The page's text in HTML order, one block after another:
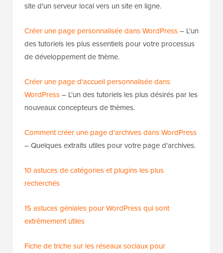
site d'un serveur local vers un site en ligne.
Créer une page personnalisée dans WordPress– L'un
des tutoriels les plus essentiels pour votre processus
de développement de thème.
Créer une page d'accueil personnalisée dans
WordPress– L'un des tutoriels les plus désirés par les
nouveaux concepteurs de thèmes.
Comment créer une page d'archives dans WordPress
– Quelques extraits utiles pour votre page d'archives.
10 astuces de catégories et plugins les plus
recherchés
15 astuces géniales pour WordPress qui sont
extrêmement utiles
Fiche de triche sur les réseaux sociaux pour